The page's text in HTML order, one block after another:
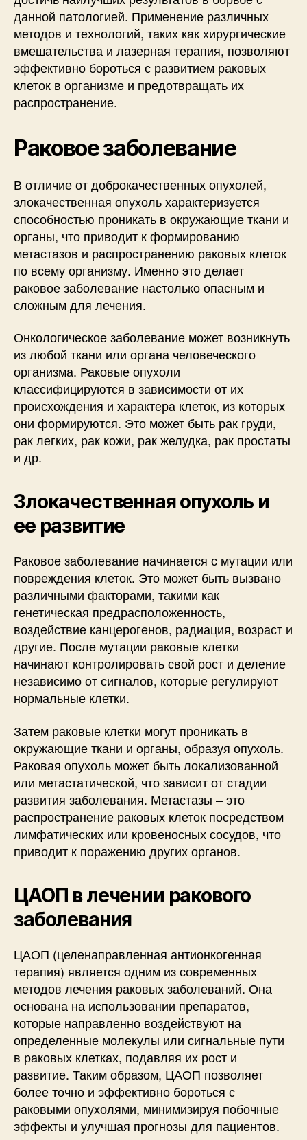
данной патологией. Применение различных
методов и технологий, таких как хирургические
вмешательства и лазерная терапия, позволяют
эффективно бороться с развитием раковых
клеток в организме и предотвращать их
распространение.
Раковое заболевание
В отличие от доброкачественных опухолей,
злокачественная опухоль характеризуется
способностью проникать в окружающие ткани и
органы, что приводит к формированию
метастазов и распространению раковых клеток
по всему организму. Именно это делает
раковое заболевание настолько опасным и
сложным для лечения.
Онкологическое заболевание может возникнуть
из любой ткани или органа человеческого
организма. Раковые опухоли
классифицируются в зависимости от их
происхождения и характера клеток, из которых
они формируются. Это может быть рак груди,
рак легких, рак кожи, рак желудка, рак простаты
и др.
Злокачественная опухоль и
ее развитие
Раковое заболевание начинается с мутации или
повреждения клеток. Это может быть вызвано
различными факторами, такими как
генетическая предрасположенность,
воздействие канцерогенов, радиация, возраст и
другие. После мутации раковые клетки
начинают контролировать свой рост и деление
независимо от сигналов, которые регулируют
нормальные клетки.
Затем раковые клетки могут проникать в
окружающие ткани и органы, образуя опухоль.
Раковая опухоль может быть локализованной
или метастатической, что зависит от стадии
развития заболевания. Метастазы – это
распространение раковых клеток посредством
лимфатических или кровеносных сосудов, что
приводит к поражению других органов.
ЦАОП в лечении ракового
заболевания
ЦАОП (целенаправленная антионкогенная
терапия) является одним из современных
методов лечения раковых заболеваний. Она
основана на использовании препаратов,
которые направленно воздействуют на
определенные молекулы или сигнальные пути
в раковых клетках, подавляя их рост и
развитие. Таким образом, ЦАОП позволяет
более точно и эффективно бороться с
раковыми опухолями, минимизируя побочные
эффекты и улучшая прогнозы для пациентов.